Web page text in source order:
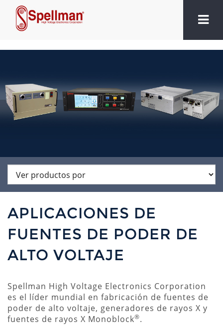
APLICACIONES DE
FUENTES DE PODER DE
ALTO VOLTAJE
Spellman High Voltage Electronics Corporation
es el líder mundial en fabricación de fuentes de
poder de alto voltaje, generadores de rayos X y
fuentes de rayos X Monoblock®.